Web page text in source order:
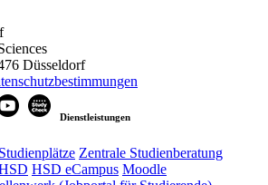
Düsseldorf
Dienstleistungen
Zentrale Studienberatung
HSD eCampus Moodle